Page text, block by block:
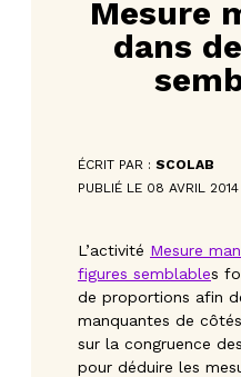
Mesure
dans
ÉCRIT PAR : SCOLAB
PUBLIÉ LE 08 AVRIL 2014
L’activité Mesure
figures semblables
de proportions afin
manquantes de
sur la congruence
pour déduire les